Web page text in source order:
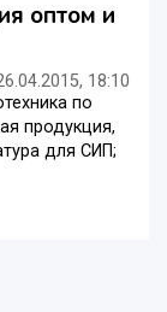
оптом и
18:10
по
продукция,
для СИП;